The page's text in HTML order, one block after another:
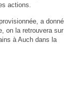
actions.
a donné
on la retrouvera sur
à Auch dans la